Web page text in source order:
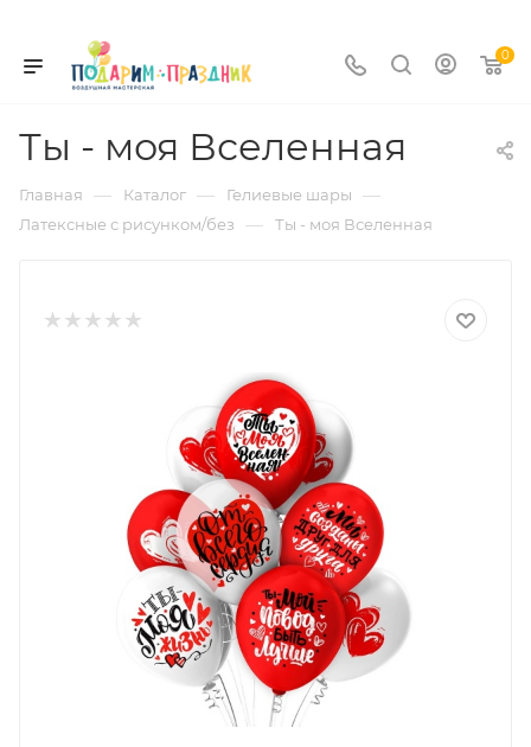
0
Ты - моя Вселенная
Главная — Каталог — Гелиевые шары —
Латексные с рисунком/без — Ты - моя Вселенная